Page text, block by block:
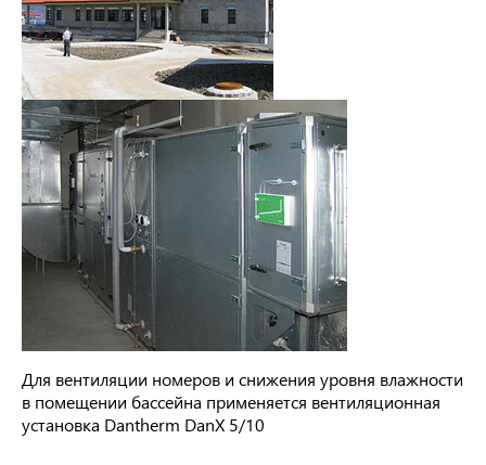
Для вентиляции номеров и снижения уровня влажности
в помещении бассейна применяется вентиляционная
установка Dantherm DanX 5/10